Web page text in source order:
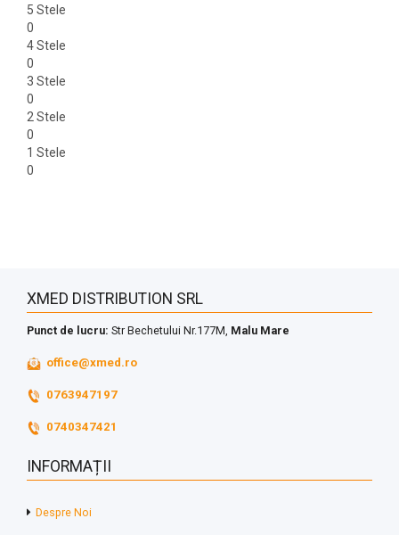
5 Stele
0
4 Stele
0
3 Stele
0
2 Stele
0
1 Stele
0
XMED DISTRIBUTION SRL
Punct de lucru: Str Bechetului Nr.177M, Malu Mare
office@xmed.ro
0763947197
0740347421
INFORMAȚII
Despre Noi